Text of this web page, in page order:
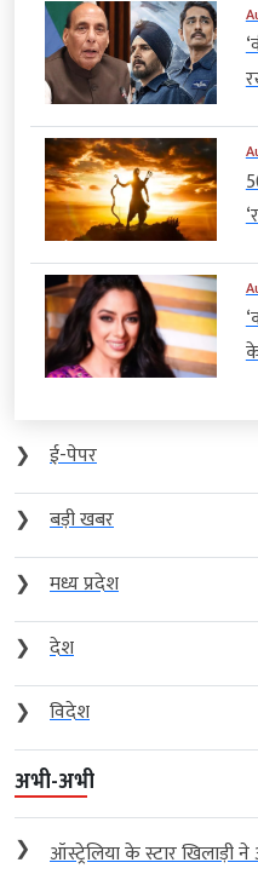
❯
ई-पेपर
❯
बड़ी खबर
❯
मध्य प्रदेश
❯
देश
❯
विदेश
अभी-अभी
❯ ऑस्ट्रेलिया के स्टार खिलाड़ी